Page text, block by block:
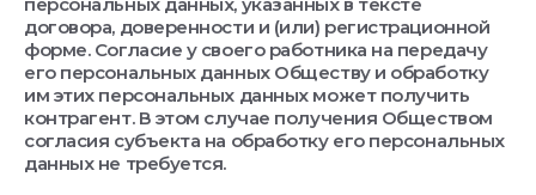
персональных данных, указанных в тексте
договора, доверенности и (или) регистрационной
форме. Согласие у своего работника на передачу
его персональных данных Обществу и обработку
им этих персональных данных может получить
контрагент. В этом случае получения Обществом
согласия субъекта на обработку его персональных
данных не требуется.